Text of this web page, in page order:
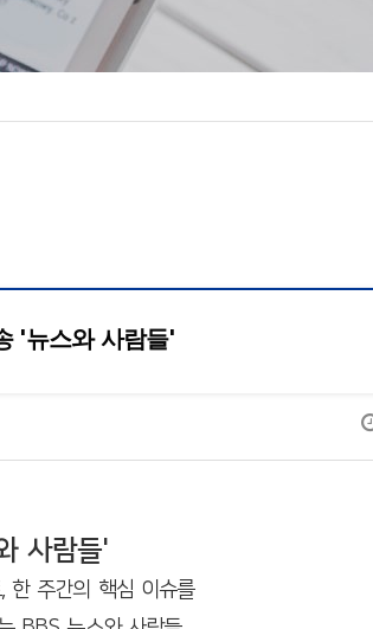
'뉴스와 사람들'
사람들'
한 주간의 핵심 이슈를